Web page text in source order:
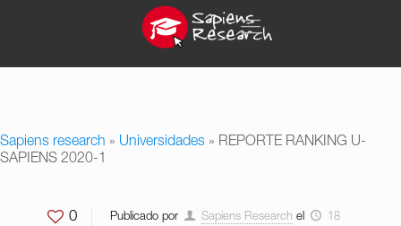
Sapiens research » Universidades » REPORTE RANKING U-
SAPIENS 2020-1
0 Publicado por Sapiens Research el
18